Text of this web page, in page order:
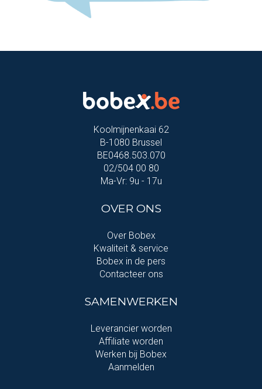
Koolmijnenkaai 62
B-1080 Brussel
BE0468.503.070
02/504 00 80
Ma-Vr: 9u - 17u
OVER ONS
Over Bobex
Kwaliteit & service
Bobex in de pers
Contacteer ons
SAMENWERKEN
Leverancier worden
Affiliate worden
Werken bij Bobex
Aanmelden